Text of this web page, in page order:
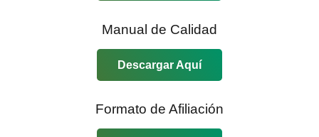
Manual de Calidad
Descargar Aquí
Formato de Afiliación